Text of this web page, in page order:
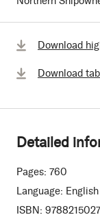
Download
Download
Detailed
Pages: 760
Language: English
ISBN: